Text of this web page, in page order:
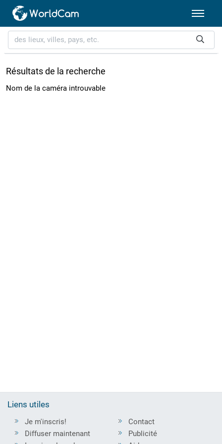
Résultats de la recherche
Nom de la caméra introuvable
Liens utiles
Je m'inscris!
Diffuser maintenant
Contact
Publicité